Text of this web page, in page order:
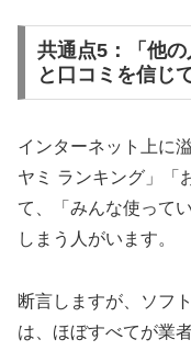
共通点5：「他の
と口コミを信じ
インターネット上に
ヤミ ランキング」「
て、「みんな使って
しまう人がいます。
断言しますが、ソフ
は、ほぼすべてが業